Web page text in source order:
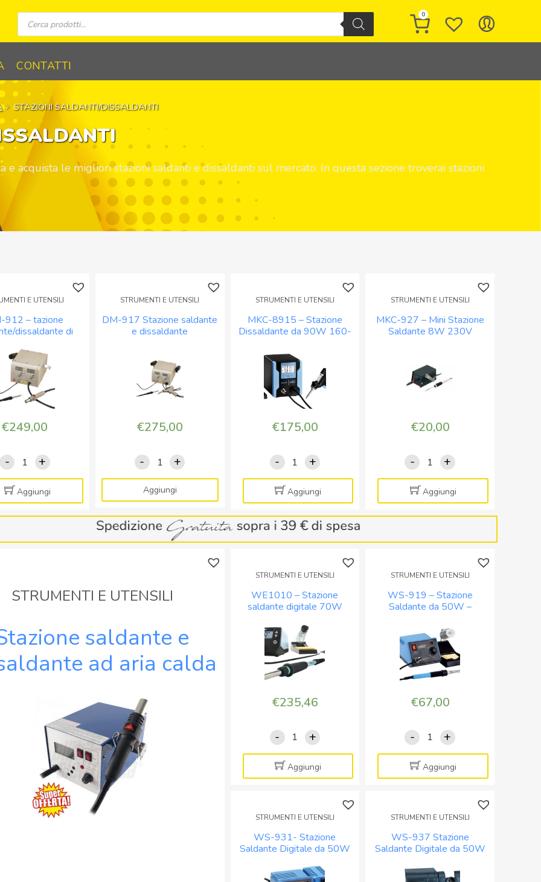
Ricerca
prodotti
0
CONTATTI
STAZIONI SALDANTI/DISSALDANTI
acquista le migliori stazioni saldanti e dissaldanti sul mercato. In questa sezione troverai stazioni
E UTENSILI
912 – tazione
dissaldante di
80W
€249,00
-
DM-
dissaldante
calda
+
Aggiungi
STRUMENTI E UTENSILI
DM-917 Stazione saldante
e dissaldante
€275,00
-
DM-
917
Stazione
saldante
e
dissaldante
+
Aggiungi
STRUMENTI E UTENSILI
MKC-8915 – Stazione
Dissaldante da 90W 160-
Display
€175,00
-
MKC-
8915
Stazione
Dissaldante
da
480°C
Lead-
Free
Display
quantità
+
Aggiungi
STRUMENTI E UTENSILI
MKC-927 – Mini Stazione
Saldante 8W 230V
€20,00
-
MKC-
927
Mini
Stazione
controllo
temperatura
100/450C
+
Aggiungi
STRUMENTI E UTENSILI
saldante e
ad aria calda
accessori
STRUMENTI E UTENSILI
WE1010 – Stazione
saldante digitale 70W
€235,46
-
WE1010
-
Stazione
saldante
(85W)
-
T0053298699
quantità
+
Aggiungi
STRUMENTI E UTENSILI
WS-919 – Stazione
Saldante da 50W –
€67,00
-
WS-
919
Stazione
50W
-
150/450°C
quantità
+
Aggiungi
STRUMENTI E UTENSILI
WS-931- Stazione
Saldante Digitale da 50W
STRUMENTI E UTENSILI
WS-937 Stazione
Saldante Digitale da 50W
programma